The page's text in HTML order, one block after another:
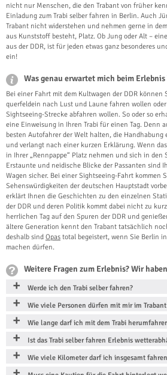
nicht nur Menschen, die den Trabant von früher
Einladung zum Trabi selber fahren in Berlin. Auch
Trabant nicht widerstehen und nehmen gerne in
aus Kunststoff besteht, Platz. Ob Jung oder Alt –
aus der DDR, ist für jeden etwas ganz besonderes
ein!
Was genau erwartet mich beim
Bei einer Fahrt mit dem Kultwagen der DDR können
querfeldein nach Lust und Laune fahren wollen
Sightseeing-Strecke abfahren wollen. So oder so
eine Einweisung in Ihren Trabi für einen Tag. Denn
besten Autofahrer der Welt halten, die Handhabung
und verlangt nach einer kurzen Erklärung. Wenn
in Ihrer „Rennpappe“ Platz nehmen und sich in den
Erstaunte und neidische Blicke der Passanten sind
Wagen sicher. Bei einer Sightseeing-Fahrt kommen
Sehenswürdigkeiten der deutschen Hauptstadt
erklärt Ihnen die Geschichten zu den einzelnen
der DDR und deren Politik kommt dabei nicht zu
herrlichen Tag auf den Spuren der DDR und
ältere Generation kennt den Trabant tatsächlich
deshalb sind Opas total begeistert, wenn Sie Berlin
machen dürfen.
Weitere Fragen zum Erlebnis? Wir
Werde ich den Trabi selber fahren?
Wie viele Personen dürfen mit mir im
Wie lange darf ich mit dem Trabi
Ist das Trabi selber fahren Erlebnis
Wie viele Kilometer darf ich insgesamt